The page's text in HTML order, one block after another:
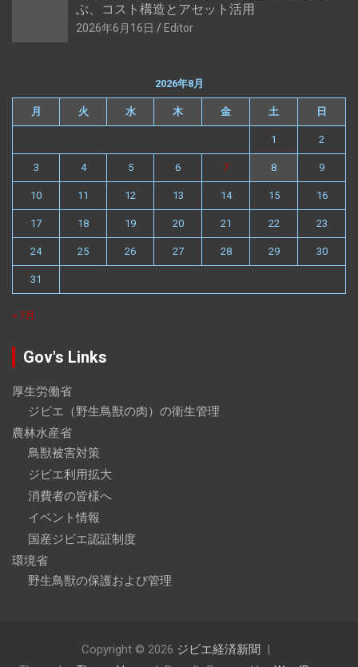
ぶ、コスト構造とアセット活用
2026年6月16日 Editor
2026年8月
月 火 水 木 金 土 日
1 2
3 4 5 6 7 8 9
10 11 12 13 14 15 16
17 18 19 20 21 22 23
24 25 26 27 28 29 30
31
« 7月
Gov's Links
厚生労働省
ジビエ（野生鳥獣の肉）の衛生管理
農林水産省
鳥獣被害対策
ジビエ利用拡大
消費者の皆様へ
イベント情報
国産ジビエ認証制度
環境省
野生鳥獣の保護および管理
Copyright © 2026 ジビエ経済新聞